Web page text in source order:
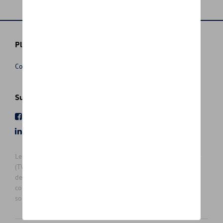
Plus d'informations
Conditions de vente
Suivez nous
Les prix affichés sur le présent site sont des prix recommandés
(TVAc), hors éventuels frais de montage. Pour connaitre le prix
de vente actuel et les éventuels frais de montage, veuillez
contacter votre concessionnaire/agent. Les prix recommandés
sont sujets à des changements sans préavis.